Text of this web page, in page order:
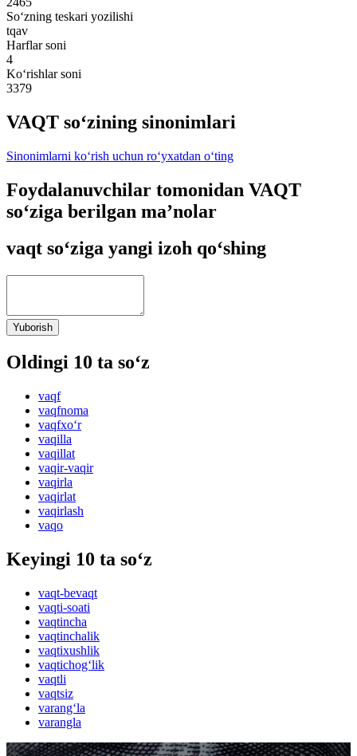
So‘zning teskari yozilishi
tqav
Harflar soni
4
Ko‘rishlar soni
3379
VAQT so‘zining sinonimlari
Sinonimlarni ko‘rish uchun ro‘yxatdan o‘ting
Foydalanuvchilar tomonidan VAQT
so‘ziga berilgan ma’nolar
vaqt so‘ziga yangi izoh qo‘shing
Yuborish
Oldingi 10 ta so‘z
vaqf
vaqfnoma
vaqfxo‘r
vaqilla
vaqillat
vaqir-vaqir
vaqirla
vaqirlat
vaqirlash
vaqo
Keyingi 10 ta so‘z
vaqt-bevaqt
vaqti-soati
vaqtincha
vaqtinchalik
vaqtixushlik
vaqtichog‘lik
vaqtli
vaqtsiz
varang‘la
varangla